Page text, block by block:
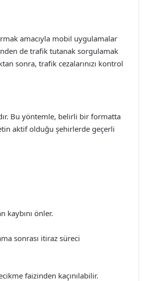
amacıyla mobil uygulamalar
de trafik tutanak sorgulamak
sonra, trafik cezalarınızı kontrol
Bu yöntemle, belirli bir formatta
aktif olduğu şehirlerde geçerli
kaybını önler.
sonrası itiraz süreci
faizinden kaçınılabilir.